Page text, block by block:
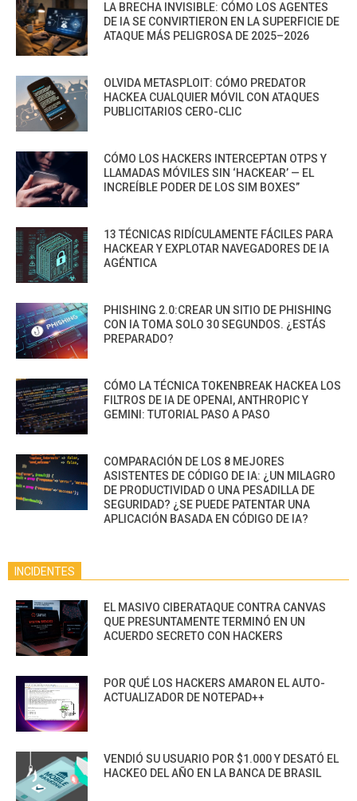
LA BRECHA INVISIBLE: CÓMO LOS AGENTES
DE IA SE CONVIRTIERON EN LA SUPERFICIE DE
ATAQUE MÁS PELIGROSA DE 2025–2026
OLVIDA METASPLOIT: CÓMO PREDATOR
HACKEA CUALQUIER MÓVIL CON ATAQUES
PUBLICITARIOS CERO-CLIC
CÓMO LOS HACKERS INTERCEPTAN OTPS Y
LLAMADAS MÓVILES SIN ‘HACKEAR’ — EL
INCREÍBLE PODER DE LOS SIM BOXES”
13 TÉCNICAS RIDÍCULAMENTE FÁCILES PARA
HACKEAR Y EXPLOTAR NAVEGADORES DE IA
AGÉNTICA
PHISHING 2.0:CREAR UN SITIO DE PHISHING
CON IA TOMA SOLO 30 SEGUNDOS. ¿ESTÁS
PREPARADO?
CÓMO LA TÉCNICA TOKENBREAK HACKEA LOS
FILTROS DE IA DE OPENAI, ANTHROPIC Y
GEMINI: TUTORIAL PASO A PASO
COMPARACIÓN DE LOS 8 MEJORES
ASISTENTES DE CÓDIGO DE IA: ¿UN MILAGRO
DE PRODUCTIVIDAD O UNA PESADILLA DE
SEGURIDAD? ¿SE PUEDE PATENTAR UNA
APLICACIÓN BASADA EN CÓDIGO DE IA?
INCIDENTES
EL MASIVO CIBERATAQUE CONTRA CANVAS
QUE PRESUNTAMENTE TERMINÓ EN UN
ACUERDO SECRETO CON HACKERS
POR QUÉ LOS HACKERS AMARON EL AUTO-
ACTUALIZADOR DE NOTEPAD++
VENDIÓ SU USUARIO POR $1.000 Y DESATÓ EL
HACKEO DEL AÑO EN LA BANCA DE BRASIL